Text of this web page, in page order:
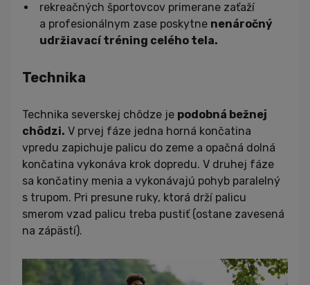
rekreačných športovcov primerane zaťaží
a profesionálnym zase poskytne nenáročný
udržiavací tréning celého tela.
Technika
Technika severskej chôdze je podobná bežnej
chôdzi. V prvej fáze jedna horná končatina
vpredu zapichuje palicu do zeme a opačná dolná
končatina vykonáva krok dopredu. V druhej fáze
sa končatiny menia a vykonávajú pohyb paralelný
s trupom. Pri presune ruky, ktorá drží palicu
smerom vzad palicu treba pustiť (ostane zavesená
na zápästí).